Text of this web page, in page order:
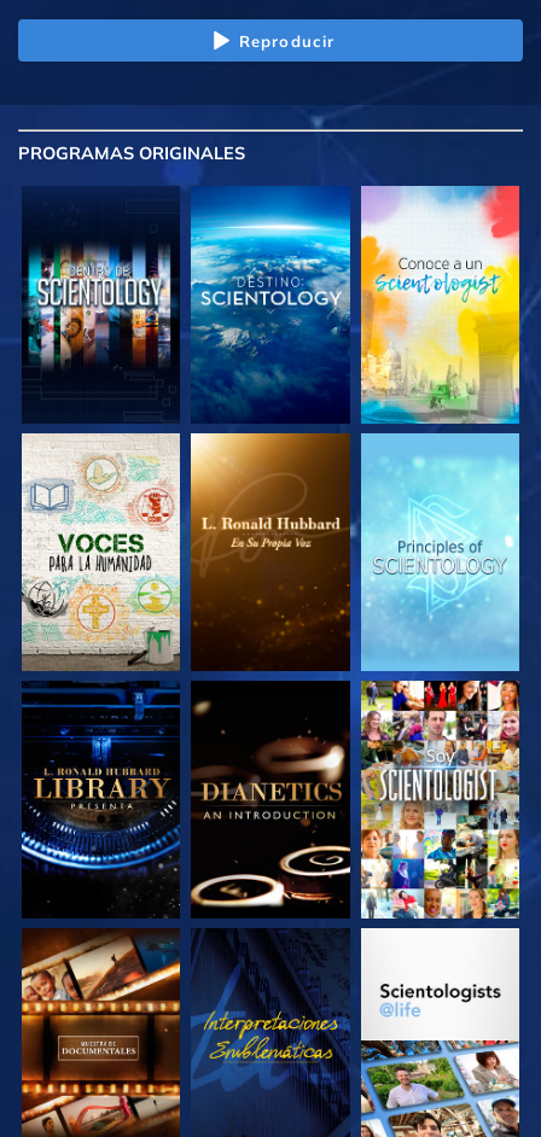
Reproducir
PROGRAMAS ORIGINALES
EXPLORA LAS
SERIES
EXPLORA LAS
SERIES
EXPLORA LAS
SERIES
EXPLORA LAS
SERIES
EXPLORA LAS
SERIES
VE
EXPLORA LAS
SERIES
VE
EXPLORA LAS